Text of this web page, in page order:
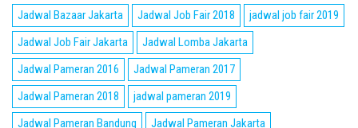
Jadwal Bazaar Jakarta
Jadwal Job Fair 2018
jadwal job fair 2019
Jadwal Job Fair Jakarta
Jadwal Lomba Jakarta
Jadwal Pameran 2016
Jadwal Pameran 2017
Jadwal Pameran 2018
jadwal pameran 2019
Jadwal Pameran Bandung
Jadwal Pameran Jakarta